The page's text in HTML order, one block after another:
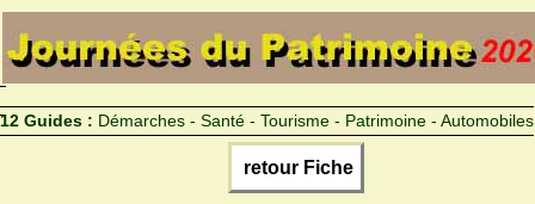
12 Guides : Démarches - Santé - Tourisme - Patrimoine - Automobiles
retour Fiche